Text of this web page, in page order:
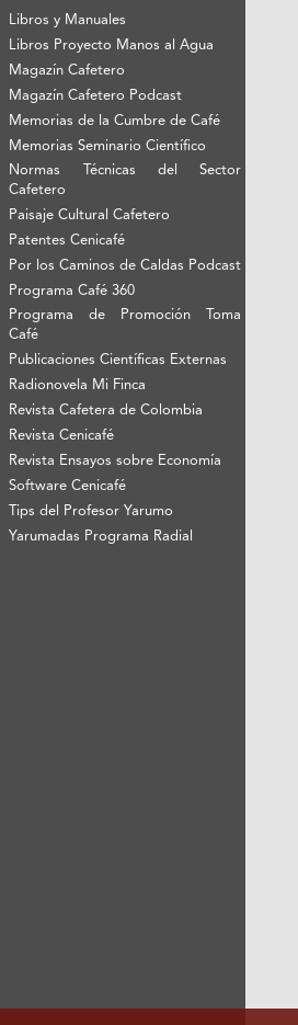
Libros y Manuales
Libros Proyecto Manos al Agua
Magazín Cafetero
Magazín Cafetero Podcast
Memorias de la Cumbre de Café
Memorias Seminario Científico
Normas Técnicas del Sector
Cafetero
Paisaje Cultural Cafetero
Patentes Cenicafé
Por los Caminos de Caldas Podcast
Programa Café 360
Programa de Promoción Toma
Café
Publicaciones Científicas Externas
Radionovela Mi Finca
Revista Cafetera de Colombia
Revista Cenicafé
Revista Ensayos sobre Economía
Software Cenicafé
Tips del Profesor Yarumo
Yarumadas Programa Radial